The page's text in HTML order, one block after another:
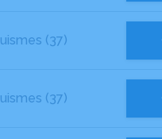
(37)
(37)